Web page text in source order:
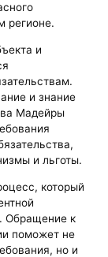
регионе.
и
и знание
Мадейры
и льготы.
который
Обращение к
поможет не
но и